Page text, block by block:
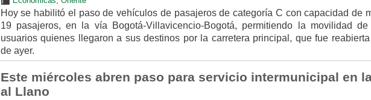
Hoy se habilitó el paso de vehículos de pasajeros de categoría C con capacidad de
19 pasajeros, en la vía Bogotá-Villavicencio-Bogotá, permitiendo la movilidad de
usuarios quienes llegaron a sus destinos por la carretera principal, que fue
de ayer.
Este miércoles abren paso para servicio intermunicipal en
al Llano